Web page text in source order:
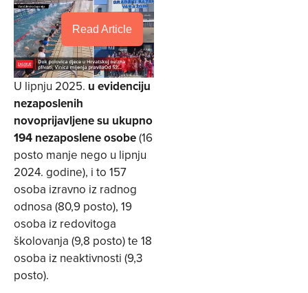
Read Article
U lipnju 2025. u evidenciju
nezaposlenih
novoprijavljene su ukupno
194 nezaposlene osobe(16
posto manje nego u lipnju
2024. godine), i to 157
osoba izravno iz radnog
odnosa (80,9 posto), 19
osoba iz redovitoga
školovanja (9,8 posto) te 18
osoba iz neaktivnosti (9,3
posto).